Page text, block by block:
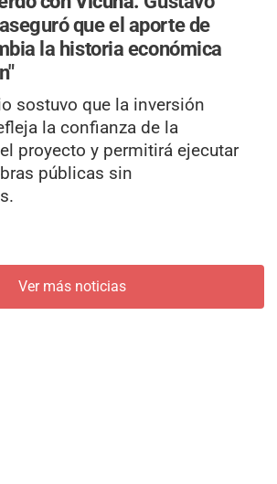
que el aporte de
la historia económica
sostuvo que la inversión
la confianza de la
proyecto y permitirá ejecutar
públicas sin
Ver más noticias